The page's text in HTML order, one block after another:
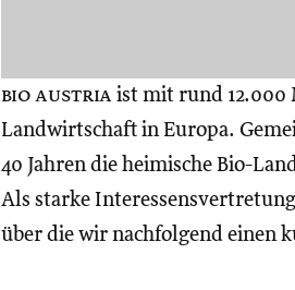
bio austria ist mit rund 12.000
Landwirtschaft in Europa.
40 Jahren die heimische Bio-
Als starke
über die wir nachfolgend einen